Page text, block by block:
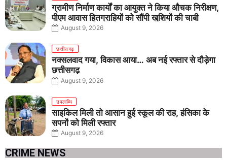
ग्रामीण निर्माण कार्यों का आयुक्त ने किया औचक निरीक्षण,
पीएम आवास हितग्राहियों को सौंपी खुशियों की चाबी
August 9, 2026
छत्तीसगढ़
नक्सलवाद गया, विकास आया… अब नई रफ्तार से दौड़ेगा
छत्तीसगढ़
August 9, 2026
उपलब्धि
साइकिल मिली तो आसान हुई स्कूल की राह, हंसिका के
सपनों को मिली रफ्तार
August 9, 2026
CRIME NEWS